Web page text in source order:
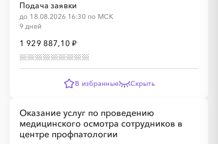
Подача заявки
до 18.08.2026 16:30 по МСК
9 дней
1 929 887,10 ₽
В избранные Скрыть
Оказание услуг по проведению
медицинского осмотра сотрудников в
центре профпатологии